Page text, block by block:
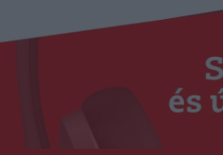
Műsorok
Duma Duba
Podcast és videók
Stáb